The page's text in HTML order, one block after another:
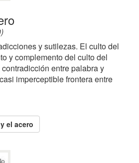
y sutilezas. El culto del
y complemento del culto del
entre palabra y
imperceptible frontera entre
el acero